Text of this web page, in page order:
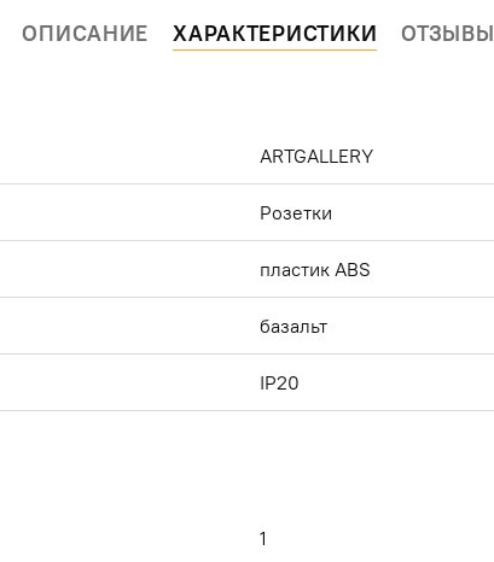
ОПИСАНИЕ ХАРАКТЕРИСТИКИ ОТЗЫВЫ
ARTGALLERY
Розетки
пластик ABS
базальт
IP20
1